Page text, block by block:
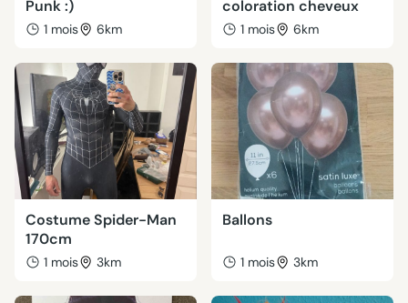
Punk :)
1 mois 6km
coloration cheveux
1 mois 6km
Costume Spider-Man
170cm
1 mois 3km
Ballons
1 mois 3km